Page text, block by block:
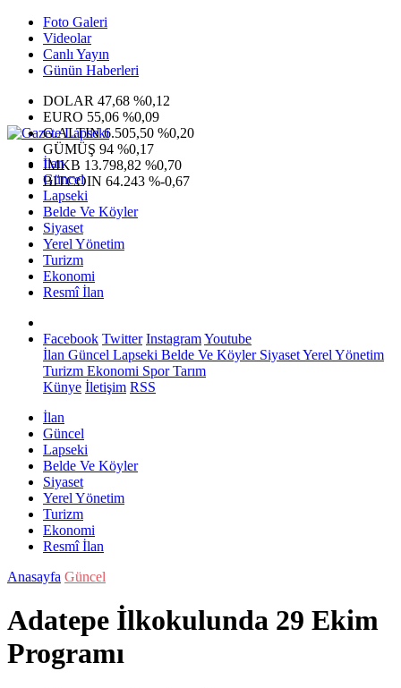
Foto Galeri
Videolar
Canlı Yayın
Günün Haberleri
DOLAR 47,68 %0,12
EURO 55,06 %0,09
G.ALTIN6.505,50 %0,20
GÜMÜŞ 94 %0,17
IMKB 13.798,82 %0,70
BITCOIN 64.243 %-0,67
İlan
Güncel
Lapseki
Belde Ve Köyler
Siyaset
Yerel Yönetim
Turizm
Ekonomi
Resmî İlan
Facebook Twitter InstagramYoutube
İlan Güncel Lapseki Belde Ve KöylerSiyasetYerel Yönetim
Turizm Ekonomi SporTarım
Künye İletişim RSS
İlan
Güncel
Lapseki
Belde Ve Köyler
Siyaset
Yerel Yönetim
Turizm
Ekonomi
Resmî İlan
Anasayfa Güncel
Adatepe İlkokulunda 29 Ekim
Programı